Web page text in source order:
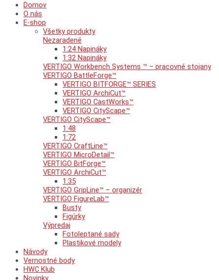
Domov
O nás
E-shop
Všetky produkty
Nezaradené
1:24 Napináky
1:32 Napináky
VERTIGO Workbench Systems ™ – pracovné stojany
VERTIGO BattleForge™
VERTIGO BITFORGE™ SERIES
VERTIGO ArchiCut™
VERTIGO CastWorks™
VERTIGO CityScape™
VERTIGO CityScape™
1:48
1:72
VERTIGO CraftLine™
VERTIGO MicroDetail™
VERTIGO BitForge™
VERTIGO ArchiCut™
1:35
VERTIGO GripLine™ – organizér
VERTIGO FigureLab™
Busty
Figúrky
Výpredaj
Fotoleptané sady
Plastikové modely
Návody
Vernostné body
HWC Klub
Novinky